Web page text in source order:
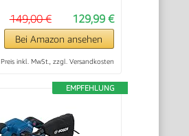
129,99 €
149,00 €
Bei Amazon ansehen
Preis inkl. MwSt., zzgl. Versandkosten
EMPFEHLUNG